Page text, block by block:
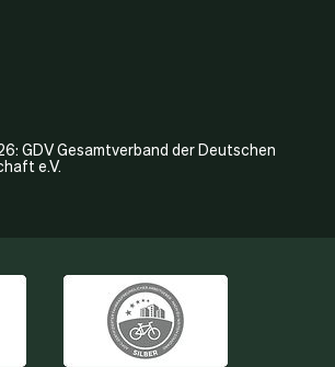
GDV Gesamtverband der Deutschen
e.V.